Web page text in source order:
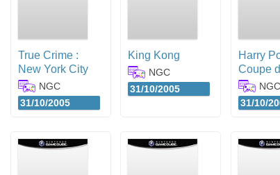
True Crime :
New York City
NGC
31/10/2005
King Kong
NGC
31/10/2005
Harry
Coupe
NGC
31/10/